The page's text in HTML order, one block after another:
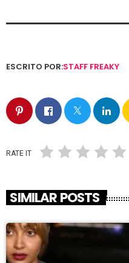
ESCRITO POR:STAFF FREAKY
RATE IT
SIMILAR POSTS